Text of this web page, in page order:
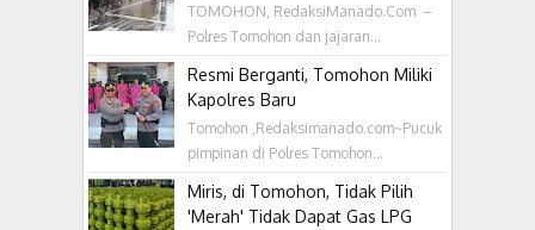
TOMOHON, RedaksiManado.Com –
Polres Tomohon dan jajaran...
Resmi Berganti, Tomohon Miliki
Kapolres Baru
Tomohon ,Redaksimanado.com~Pucuk
pimpinan di Polres Tomohon...
Miris, di Tomohon, Tidak Pilih
'Merah' Tidak Dapat Gas LPG